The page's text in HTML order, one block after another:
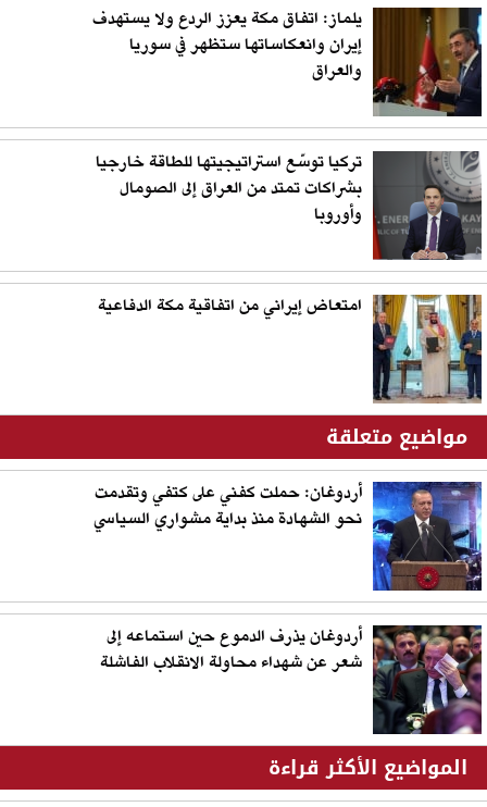
يلماز: اتفاق مكة يعزز الردع ولا يستهدف
إيران وانعكاساتها ستظهر في سوريا
والعراق
تركيا توسّع استراتيجيتها للطاقة خارجيا
بشراكات تمتد من العراق إلى الصومال
وأوروبا
امتعاض إيراني من اتفاقية مكة الدفاعية
مواضيع متعلقة
أردوغان: حملت كفني على كتفي وتقدمت
نحو الشهادة منذ بداية مشواري السياسي
أردوغان يذرف الدموع حين استماعه إلى
شعر عن شهداء محاولة الانقلاب الفاشلة
المواضيع الأكثر قراءة